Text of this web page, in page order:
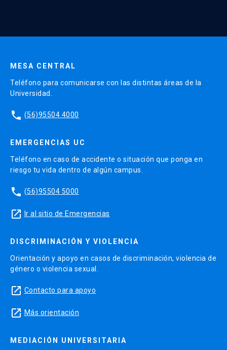
MESA CENTRAL
Teléfono para comunicarse con las distintas áreas de la
Universidad.
phone (56)95504 4000
EMERGENCIAS UC
Teléfono en caso de accidente o situación que ponga en
riesgo tu vida dentro de algún campus.
phone (56)95504 5000
launch Ir al sitio de Emergencias
DISCRIMINACIÓN Y VIOLENCIA
Orientación y apoyo en casos de discriminación, violencia de
género o violencia sexual.
launch Contacto para apoyo
launch Más orientación
MEDIACIÓN UNIVERSITARIA